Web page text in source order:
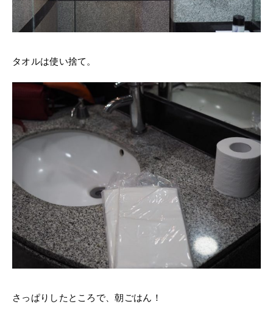
タオルは使い捨て。
さっぱりしたところで、朝ごはん！